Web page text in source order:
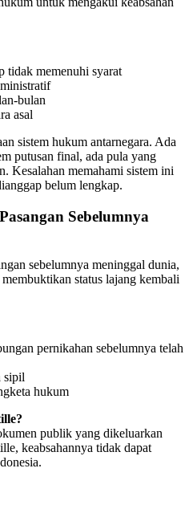
tidak memenuhi syarat
bulan
asal
sistem hukum antarnegara. Ada
putusan final, ada pula yang
Kesalahan memahami sistem ini
belum lengkap.
Sebelumnya
sebelumnya meninggal dunia,
status lajang kembali
pernikahan sebelumnya telah
sipil
hukum
publik yang dikeluarkan
keabsahannya tidak dapat